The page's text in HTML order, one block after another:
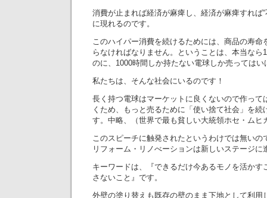
消費が止まれば経済が麻痺し、経済が麻痺すれば
に現れるのです。
このハイパー消費を続けるためには、商品の寿命
らなければなりません。ということは、本当なら
のに、1000時間しか持たない電球しか売ってはい
私たちは、そんな社会にいるのです！
長く持つ電球はマーケットに良くないので作って
くため、もっと売るために「使い捨て社会」を続
す。中略、（世界で最も貧しい大統領ホセ・ムヒ
このスピーチに触発されたというわけでは無いの
リフォーム・リノべーションは新しいステージに
キーワードは、『できるだけ今あるモノを活かす
さないこと』です。
外壁の塗り替えも既存の壁のまま下地として利用